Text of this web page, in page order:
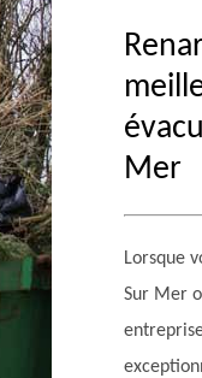
Mer
Lorsque
Sur Mer